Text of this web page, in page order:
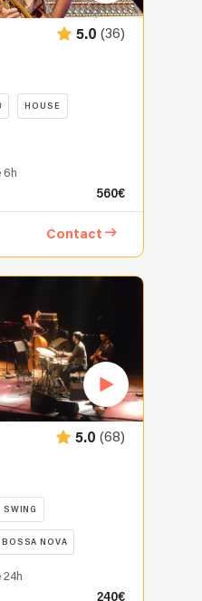
5.0 (36)
HOUSE
6h
560€
Contact
5.0 (68)
SWING
BOSSA NOVA
24h
240€